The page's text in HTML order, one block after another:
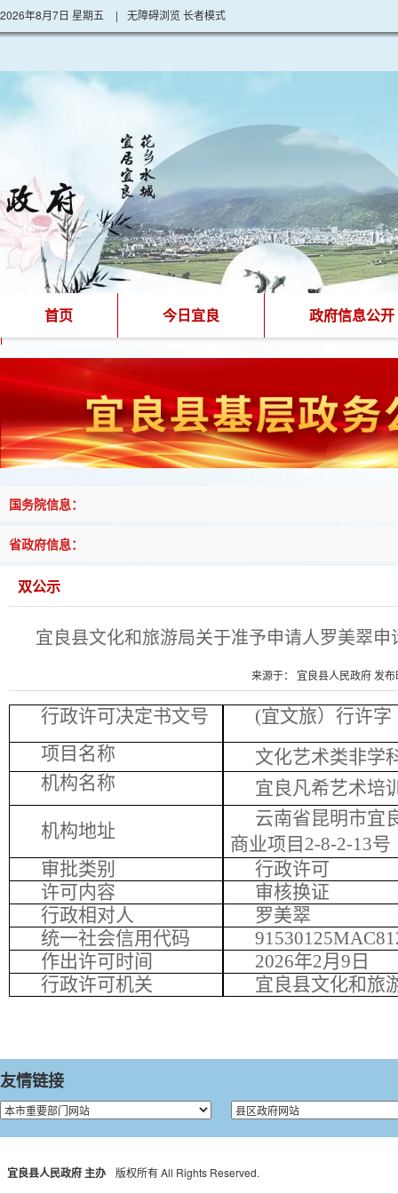
2026年8月7日 星期五 | 无障碍浏览长者模式
首页 今日宜良 政府信息公开
国务院信息：
省政府信息：
双公示
宜良县文化和旅游局关于准予申请人罗美翠
来源于： 宜良县人民政府 发
行政许可决定书文号
(宜文旅）行许字
项目名称
文化艺术类非学
机构名称
宜良凡希艺术培
机构地址
云南省昆明市宜
商业项目 2-8-2-13号
审批类别
行政许可
许可内容
审核换证
行政相对人
罗美翠
统一社会信用代码
作出许可时间
2026年2月9日
行政许可机关 宜良县文化和旅
友情链接
宜良县人民政府 主办 版权所有 All Rights Reserved.